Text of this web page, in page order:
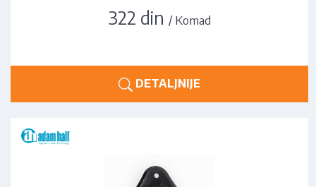
322 din / Komad
DETALJNIJE